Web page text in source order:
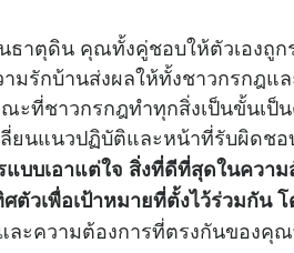
ธาตุดิน คุณทั้งคู่ชอบให้ตัวเองถู
มรักบ้านส่งผลให้ทั้งชาวกรกฎแ
ะที่ชาวกรกฎทำทุกสิ่งเป็นขั้นเป็
ยนแนวปฏิบัติและหน้าที่รับผิดชอ
แบบเอาแต่ใจ สิ่งที่ดีที่สุดในควา
วเพื่อเป้าหมายที่ตั้งไว้ร่วมกัน
ละความต้องการที่ตรงกันของคุ